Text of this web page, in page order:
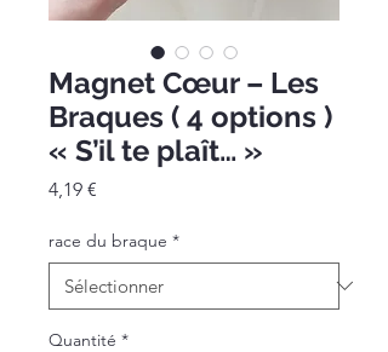
Magnet Cœur – Les
Braques ( 4 options )
« S’il te plaît… »
4,19 €
race du braque *
Quantité *